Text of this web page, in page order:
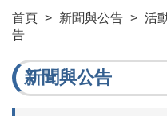
首頁 > 新聞與公告 > 活
告
新聞與公告